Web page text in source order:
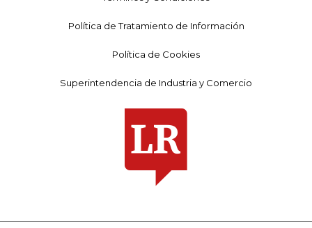
Política de Tratamiento de Información
Política de Cookies
Superintendencia de Industria y Comercio